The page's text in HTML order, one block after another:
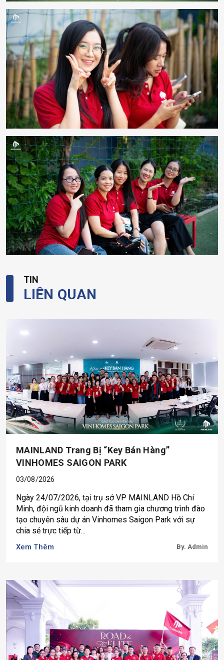
TIN
LIÊN QUAN
MAINLAND Trang Bị “key Bán Hàng”
VINHOMES SAIGON PARK
03/08/2026
Ngày 24/07/2026, tại trụ sở VP MAINLAND Hồ Chí
Minh, đội ngũ kinh doanh đã tham gia chương trình đào
tạo chuyên sâu dự án Vinhomes Saigon Park với sự
chia sẻ trực tiếp từ...
Xem Thêm By. Admin